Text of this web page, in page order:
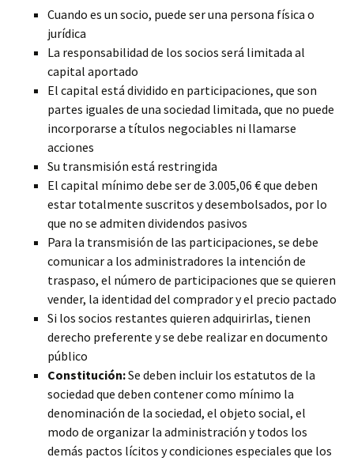
Cuando es un socio, puede ser una persona física o
jurídica
La responsabilidad de los socios será limitada al
capital aportado
El capital está dividido en participaciones, que son
partes iguales de una sociedad limitada, que no puede
incorporarse a títulos negociables ni llamarse
acciones
Su transmisión está restringida
El capital mínimo debe ser de 3.005,06 € que deben
estar totalmente suscritos y desembolsados, por lo
que no se admiten dividendos pasivos
Para la transmisión de las participaciones, se debe
comunicar a los administradores la intención de
traspaso, el número de participaciones que se quieren
vender, la identidad del comprador y el precio pactado
Si los socios restantes quieren adquirirlas, tienen
derecho preferente y se debe realizar en documento
público
Constitución:Se deben incluir los estatutos de la
sociedad que deben contener como mínimo la
denominación de la sociedad, el objeto social, el
modo de organizar la administración y todos los
demás pactos lícitos y condiciones especiales que los